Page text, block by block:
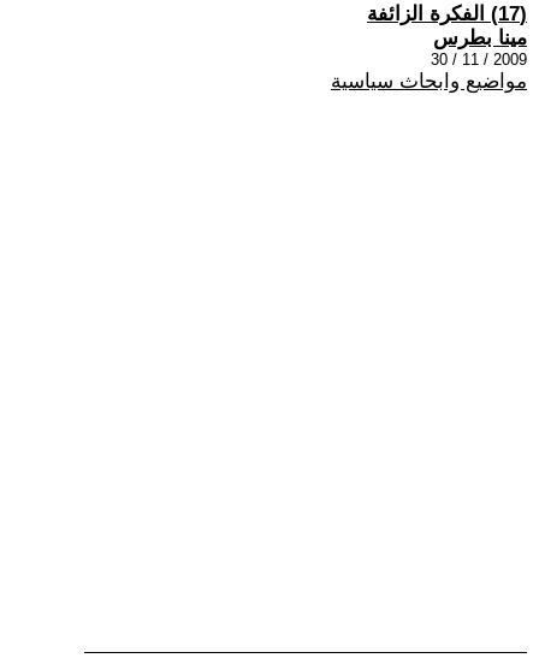
(17) الفكرة الزائفة
مينا بطرس
2009 / 11 / 30
مواضيع وابحاث سياسية